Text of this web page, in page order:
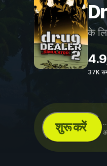
के
37K
शुरू करें